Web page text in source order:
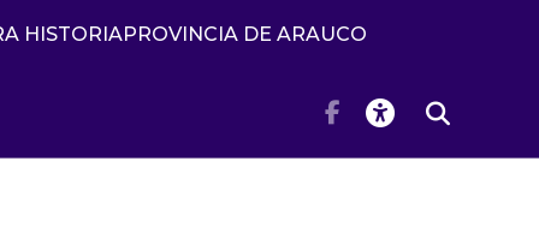
HISTORIAPROVINCIA DE ARAUCO